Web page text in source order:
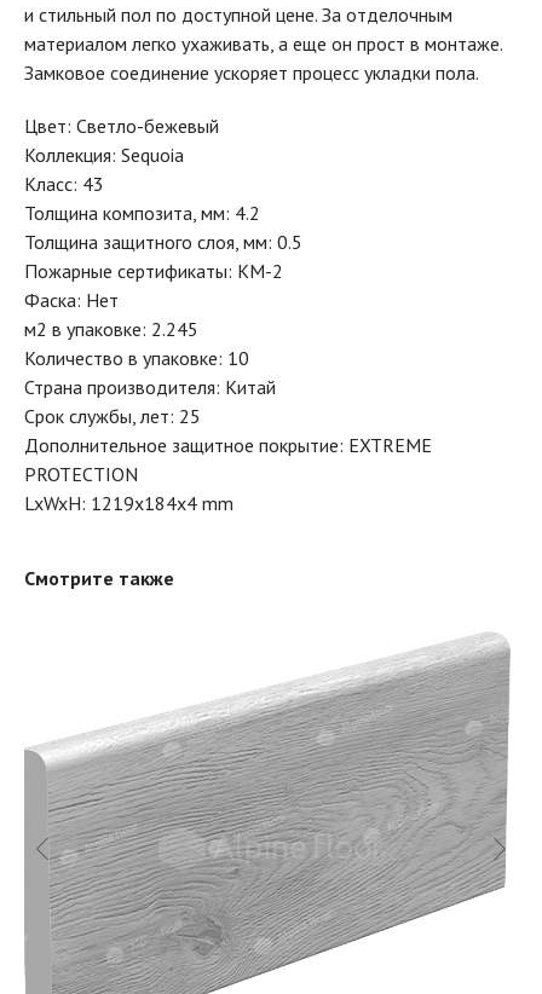
и стильный пол по доступной цене. За отделочным
материалом легко ухаживать, а еще он прост в монтаже.
Замковое соединение ускоряет процесс укладки пола.
Цвет: Светло-бежевый
Коллекция: Sequoia
Класс: 43
Толщина композита, мм: 4.2
Толщина защитного слоя, мм: 0.5
Пожарные сертификаты: КМ-2
Фаска: Нет
м2 в упаковке: 2.245
Количество в упаковке: 10
Страна производителя: Китай
Срок службы, лет: 25
Дополнительное защитное покрытие: EXTREME
PROTECTION
LxWxH: 1219x184x4 mm
Смотрите также